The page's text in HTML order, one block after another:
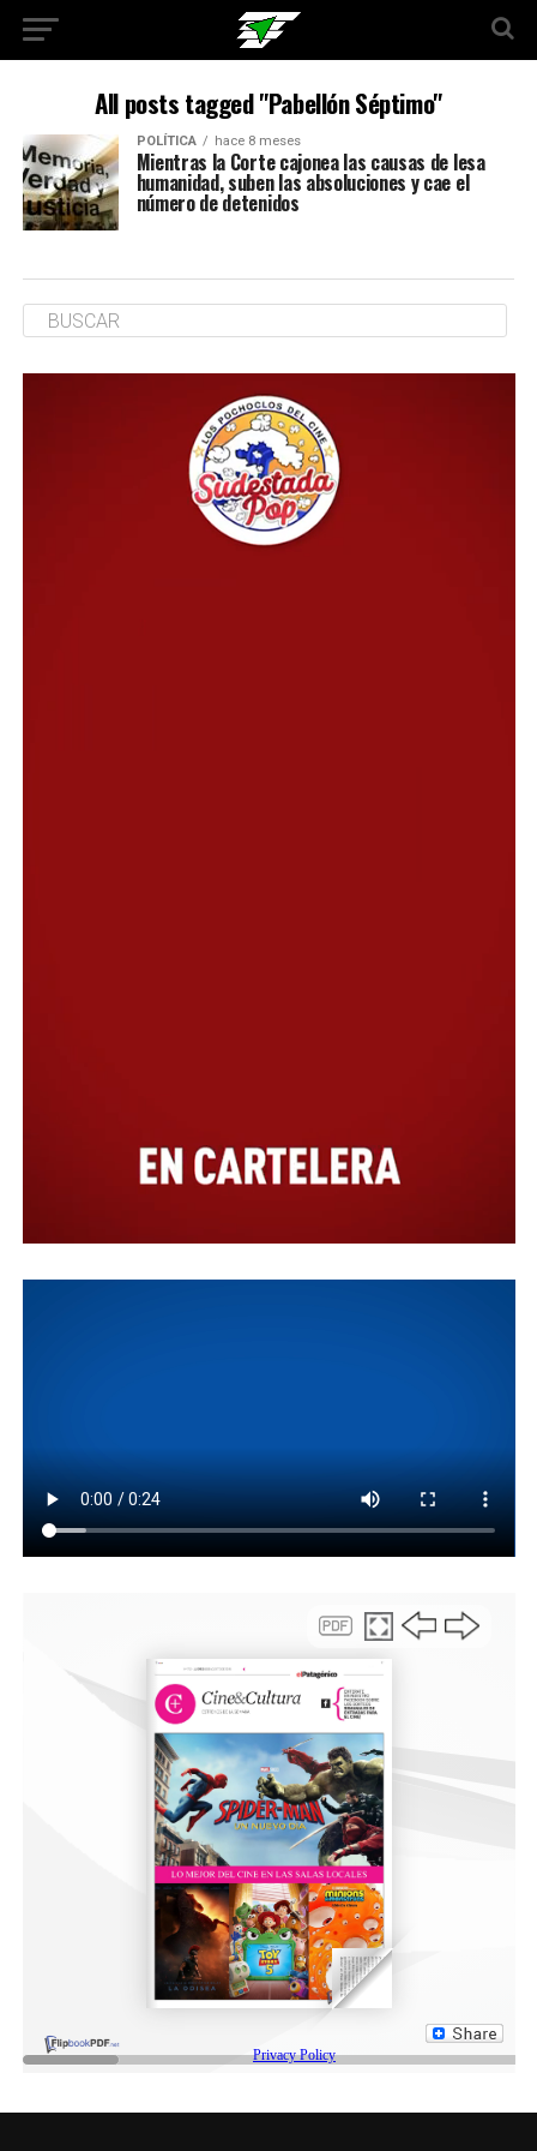
All posts tagged "Pabellón Séptimo"
POLÍTICA hace 8 meses
Mientras la Corte cajonea las causas de lesa
humanidad, suben las absoluciones y cae el
número de detenidos